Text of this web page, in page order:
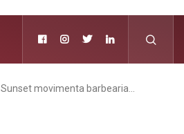
Sunset movimenta barbearia…